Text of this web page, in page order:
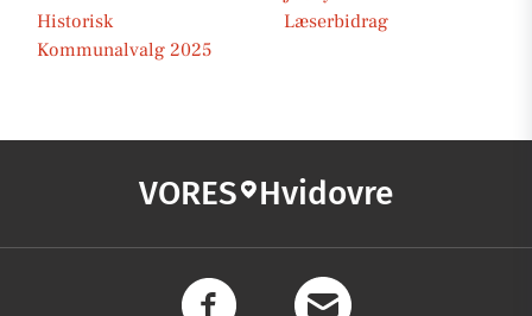
Historisk
Læserbidrag
Kommunalvalg 2025
VORES Hvidovre